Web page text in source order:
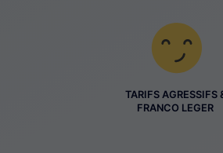
TARIFS AGRESSIFS
FRANCO LEGER